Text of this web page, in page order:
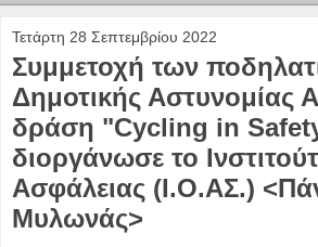
Τετάρτη 28 Σεπτεμβρίου 2022
Συμμετοχή των
Δημοτικής Αστυνομίας
δράση "Cycling in
διοργάνωσε το
Ασφάλειας (Ι.Ο.ΑΣ.)
Μυλωνάς>